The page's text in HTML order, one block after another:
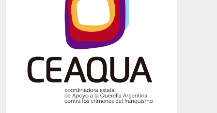
(607)
neofranquismo
(567)
Justicia Universal
Derechos Humanos
(522)
Nacionalcatolicismo
(514)